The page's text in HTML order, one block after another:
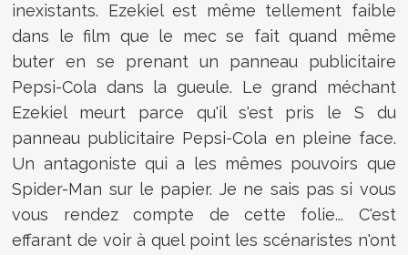
inexistants. Ezekiel est même tellement faible
dans le film que le mec se fait quand même
buter en se prenant un panneau publicitaire
Pepsi-Cola dans la gueule. Le grand méchant
Ezekiel meurt parce qu'il s'est pris le S du
panneau publicitaire Pepsi-Cola en pleine face.
Un antagoniste qui a les mêmes pouvoirs que
Spider-Man sur le papier. Je ne sais pas si vous
vous rendez compte de cette folie... C'est
effarant de voir à quel point les scénaristes n'ont